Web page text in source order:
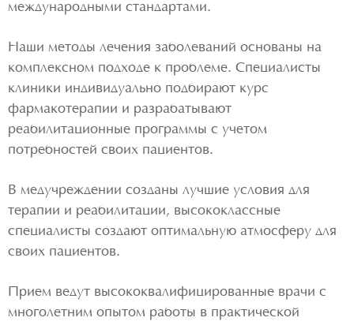
международными стандартами.
Наши методы лечения заболеваний основаны на
комплексном подходе к проблеме. Специалисты
клиники индивидуально подбирают курс
фармакотерапии и разрабатывают
реабилитационные программы с учетом
потребностей своих пациентов.
В медучреждении созданы лучшие условия для
терапии и реабилитации, высококлассные
специалисты создают оптимальную атмосферу для
своих пациентов.
Прием ведут высококвалифицированные врачи с
многолетним опытом работы в практической